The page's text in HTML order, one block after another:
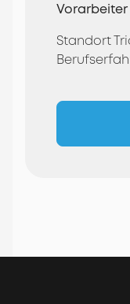
Standort